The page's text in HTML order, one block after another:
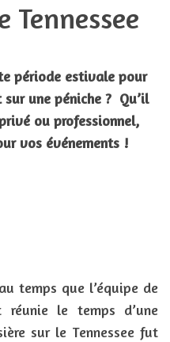
Tennessee
période estivale pour
une péniche ? Qu’il
ou professionnel,
vos événements !
temps que l’équipe de
réunie le temps d’une
sur le Tennessee fut